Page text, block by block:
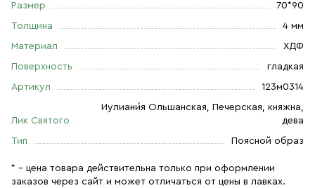
Размер 70*90
Толщина 4 мм
Материал ХДФ
Поверхность гладкая
Артикул 123м0314
Лик Святого
Иулиани́я Ольшанская, Печерская, княжна,
дева
Тип Поясной образ
* – цена товара действительна только при оформлении
заказов через сайт и может отличаться от цены в лавках.